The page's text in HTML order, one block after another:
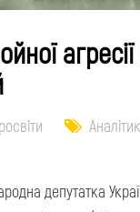
депутатка